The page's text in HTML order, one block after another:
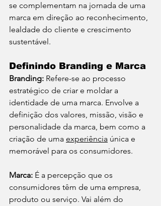
se complementam na jornada de uma
marca em direção ao reconhecimento,
lealdade do cliente e crescimento
sustentável.
Definindo Branding e Marca
Branding: Refere-se ao processo
estratégico de criar e moldar a
identidade de uma marca. Envolve a
definição dos valores, missão, visão e
personalidade da marca, bem como a
criação de uma experiência única e
memorável para os consumidores.
Marca: É a percepção que os
consumidores têm de uma empresa,
produto ou serviço. Vai além do